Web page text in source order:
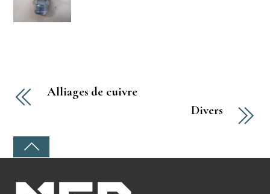
Alliages de cuivre
Divers